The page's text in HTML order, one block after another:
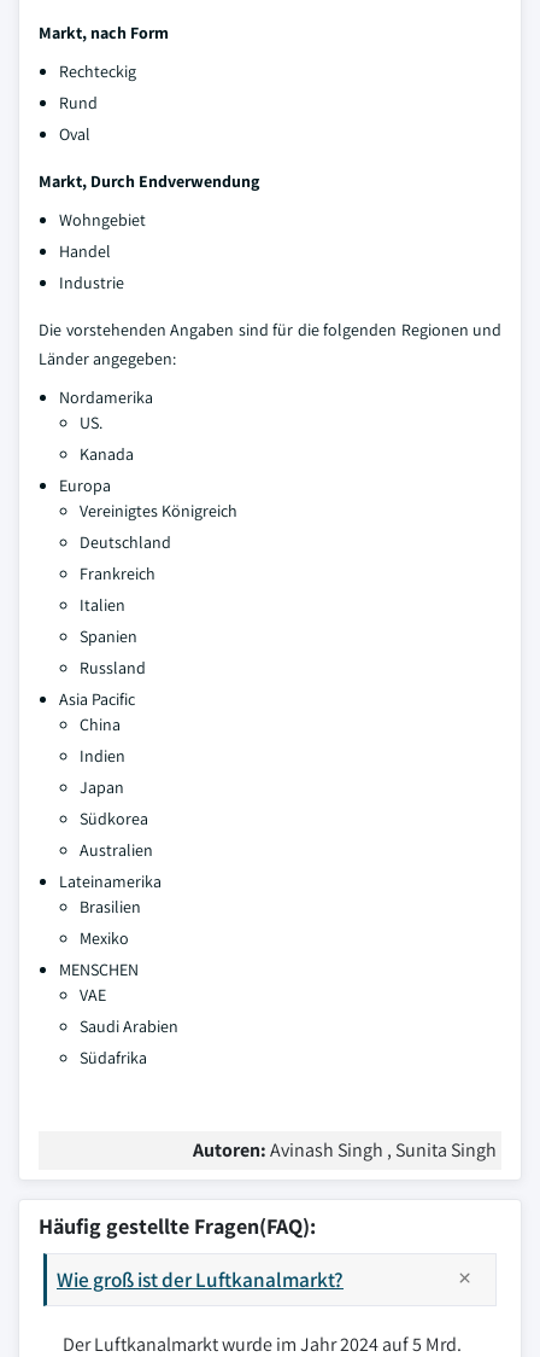
Markt, nach Form
Rechteckig
Rund
Oval
Markt, Durch Endverwendung
Wohngebiet
Handel
Industrie
Die vorstehenden Angaben sind für die folgenden Regionen und
Länder angegeben:
Nordamerika
US.
Kanada
Europa
Vereinigtes Königreich
Deutschland
Frankreich
Italien
Spanien
Russland
Asia Pacific
China
Indien
Japan
Südkorea
Australien
Lateinamerika
Brasilien
Mexiko
MENSCHEN
VAE
Saudi Arabien
Südafrika
Autoren:Avinash Singh , Sunita Singh
Häufig gestellte Fragen(FAQ):
Wie groß ist der Luftkanalmarkt?
Der Luftkanalmarkt wurde im Jahr 2024 auf 5 Mrd.